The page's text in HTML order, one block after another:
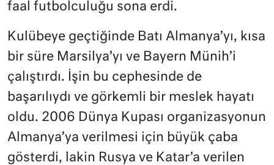
faal futbolculuğu sona erdi.
Kulübeye geçtiğinde Batı Almanya’yı, kısa
bir süre Marsilya’yı ve Bayern Münih’i
çalıştırdı. İşin bu cephesinde de
başarılıydı ve görkemli bir meslek hayatı
oldu. 2006 Dünya Kupası organizasyonun
Almanya’ya verilmesi için büyük çaba
gösterdi, lakin Rusya ve Katar’a verilen